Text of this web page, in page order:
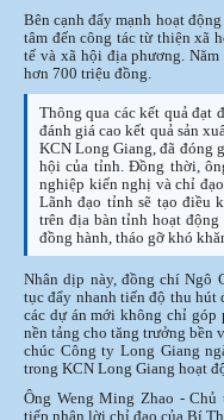
Bên cạnh đẩy mạnh hoạt
tâm đến công tác từ thiện xã
tế và xã hội địa phương.
hơn 700 triệu đồng.
Thông qua các kết quả đạt
đánh giá cao kết quả sản
KCN Long Giang, đã đóng
hội của tỉnh. Đồng thời,
nghiệp kiến nghị và chỉ
Lãnh đạo tỉnh sẽ tạo điều
trên địa bàn tỉnh hoạt
đồng hành, tháo gỡ khó
Nhân dịp này, đồng chí Ngô
tục đẩy nhanh tiến độ thu hút
các dự án mới không chỉ góp
nền tảng cho tăng trưởng bền
chúc Công ty Long Giang
trong KCN Long Giang hoạt
Ông Weng Ming Zhao -
tiếp nhận lời chỉ đạo của Bí